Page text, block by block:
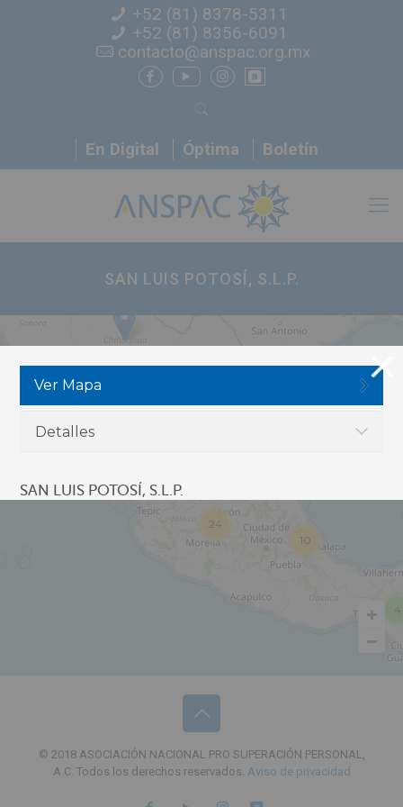
+52 (81) 8378-5311
+52 (81) 8356-6091
contacto@anspac.org.mx
En Digital Óptima Boletín
SAN LUIS POTOSÍ, S.L.P.
4
24
10
© 2018 ASOCIACIÓN NACIONAL PRO SUPERACIÓN PERSONAL,
A.C. Todos los derechos reservados. Aviso de privacidad
Ver Mapa
Detalles
SAN LUIS POTOSÍ, S.L.P.